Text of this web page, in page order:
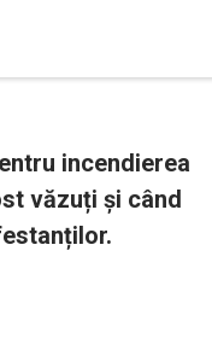
incendierea
văzuți și când